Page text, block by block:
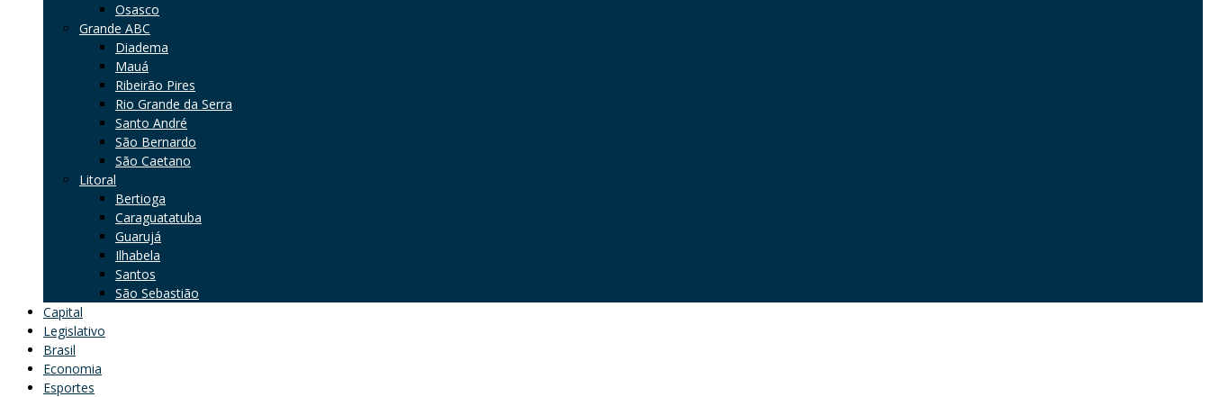
Osasco
Grande ABC
Diadema
Mauá
Ribeirão Pires
Rio Grande da Serra
Santo André
São Bernardo
São Caetano
Litoral
Bertioga
Caraguatatuba
Guarujá
Ilhabela
Santos
São Sebastião
Capital
Legislativo
Brasil
Economia
Esportes